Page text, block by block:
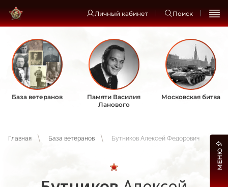
Личный кабинет Поиск
База ветеранов
Памяти Василия
Ланового
Московская битва
Главная База ветеранов Бутников Алексей Федорович
МЕНЮ